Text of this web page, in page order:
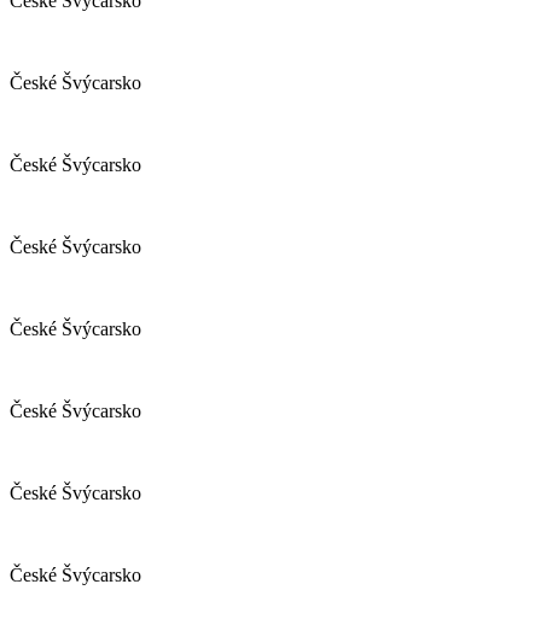
České Švýcarsko
České Švýcarsko
České Švýcarsko
České Švýcarsko
České Švýcarsko
České Švýcarsko
České Švýcarsko